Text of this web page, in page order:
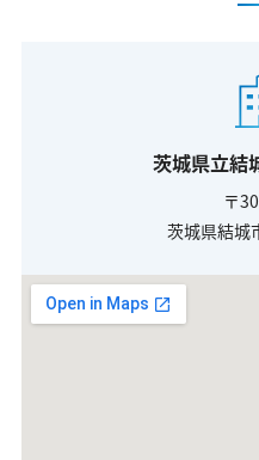
茨城県立結
〒
茨城県結城